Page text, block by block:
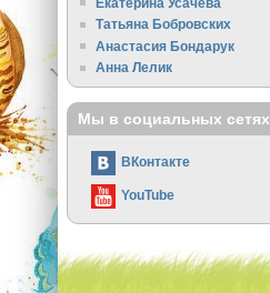
Татьяна Бобровских
Анастасия Бондарук
Анна Лелик
Мы в социальных сетях
ВКонтакте
YouTube